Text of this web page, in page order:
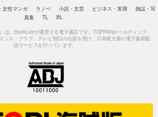
女性マンガ ラノベ 小説・文芸 ビジネス・実用
雑誌・写
真集
TL BL
は、BookLiveが運営する電子書店です。TOPPANホールディング
ンス・クラブ、テレビ朝日の出資を受け、日本最大級の電子書籍配
信サービスを行っています。